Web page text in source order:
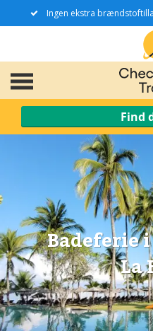
Ingen ekstra
Find
Badeferie
La